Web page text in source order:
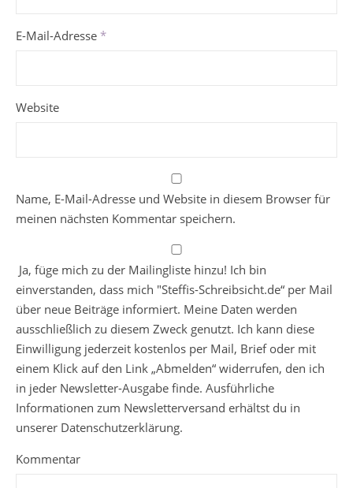
E-Mail-Adresse *
Website
Name, E-Mail-Adresse und Website in diesem Browser für
meinen nächsten Kommentar speichern.
Ja, füge mich zu der Mailingliste hinzu! Ich bin
einverstanden, dass mich "Steffis-Schreibsicht.de“ per Mail
über neue Beiträge informiert. Meine Daten werden
ausschließlich zu diesem Zweck genutzt. Ich kann diese
Einwilligung jederzeit kostenlos per Mail, Brief oder mit
einem Klick auf den Link „Abmelden“ widerrufen, den ich
in jeder Newsletter-Ausgabe finde. Ausführliche
Informationen zum Newsletterversand erhältst du in
unserer Datenschutzerklärung.
Kommentar